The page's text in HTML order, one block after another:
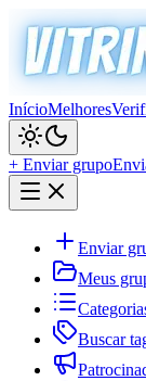
InícioMelhores
+ Enviar grupo
Enviar
Meus
Buscar